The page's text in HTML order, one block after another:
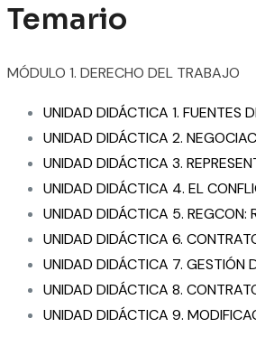
Temario
MÓDULO 1. DERECHO DEL TRABAJO
UNIDAD DIDÁCTICA 1. FUENTES
UNIDAD DIDÁCTICA 2.
UNIDAD DIDÁCTICA 3.
UNIDAD DIDÁCTICA 4. EL
UNIDAD DIDÁCTICA 5. REGCON:
UNIDAD DIDÁCTICA 6.
UNIDAD DIDÁCTICA 7. GESTIÓN
UNIDAD DIDÁCTICA 8.
UNIDAD DIDÁCTICA 9.